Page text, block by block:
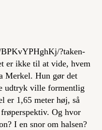
?taken-
er ikke til at vide, hvem
Merkel. Hun gør det
udtryk ville formentlig
er 1,65 meter høj, så
Og hvor
I en snor om halsen?